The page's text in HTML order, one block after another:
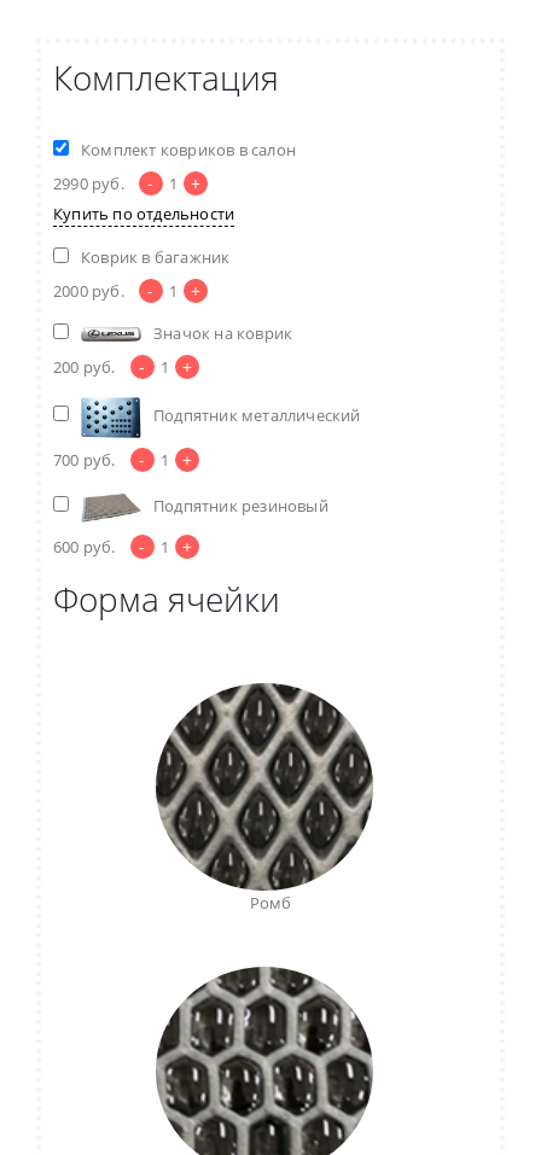
Комплектация
Комплект ковриков в салон
2990 руб. - 1 +
Купить по отдельности
Коврик в багажник
2000 руб. - 1 +
Значок на коврик
200 руб. - 1 +
Подпятник металлический
700 руб. - 1 +
Подпятник резиновый
600 руб. - 1 +
Форма ячейки
Ромб